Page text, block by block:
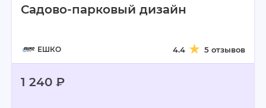
Садово-парковый дизайн
ЕШКО 4.4 5 отзывов
1 240 ₽